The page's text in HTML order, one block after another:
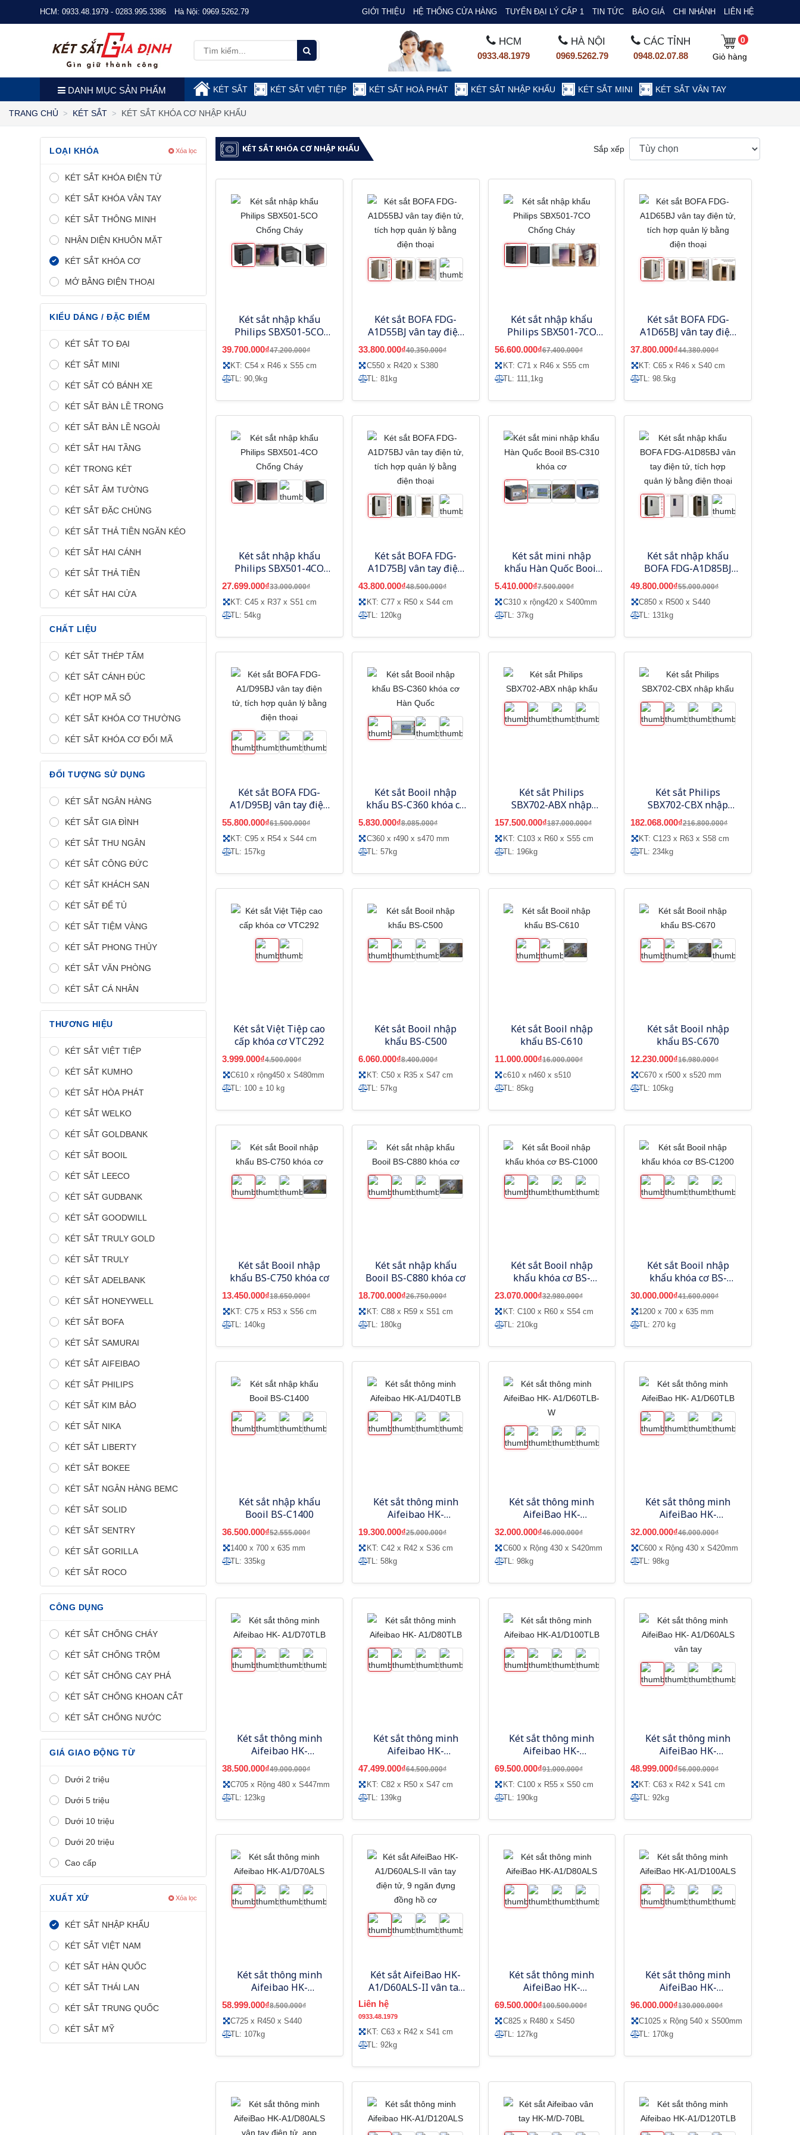
HCM: 0933.48.1979 - 0283.995.3386 Hà Nội: 0969.5262.79 GIỚI THIỆU HỆ THỐNG CỬA HÀNG TUYỂN ĐẠI LÝ CẤP 1 TIN TỨC BÁO GIÁ CHI NHÁNH LIÊN HỆ
HCM
0933.48.1979
HÀ NỘI
0969.5262.79
CÁC TỈNH
0948.02.07.88
0
Giỏ hàng
DANH MỤC SẢN PHẨM KÉT SẮT KÉT SẮT VIỆT TIỆP KÉT SẮT HOÀ PHÁT KÉT SẮT NHẬP KHẨU KÉT SẮT MINI KÉT SẮT VÂN TAY
TRANG CHỦ KÉT SẮT KÉT SẮT KHÓA CƠ NHẬP KHẨU
LOẠI KHÓA Xóa lọc
KÉT SẮT KHÓA ĐIỆN TỬ
KÉT SẮT KHÓA VÂN TAY
KÉT SẮT THÔNG MINH
NHẬN DIỆN KHUÔN MẶT
KÉT SẮT KHÓA CƠ
MỞ BẰNG ĐIỆN THOẠI
KIỂU DÁNG / ĐẶC ĐIỂM
KÉT SẮT TO ĐẠI
KÉT SẮT MINI
KÉT SẮT CÓ BÁNH XE
KÉT SẮT BÀN LỀ TRONG
KÉT SẮT BÀN LỀ NGOÀI
KÉT SẮT HAI TẦNG
KÉT TRONG KÉT
KÉT SẮT ÂM TƯỜNG
KÉT SẮT ĐẶC CHỦNG
KÉT SẮT THẢ TIỀN NGĂN KÉO
KÉT SẮT HAI CÁNH
KÉT SẮT THẢ TIỀN
KÉT SẮT HAI CỬA
CHẤT LIỆU
KÉT SẮT THÉP TẤM
KÉT SẮT CÁNH ĐÚC
KẾT HỢP MÃ SỐ
KÉT SẮT KHÓA CƠ THƯỜNG
KÉT SẮT KHÓA CƠ ĐỔI MÃ
ĐỐI TƯỢNG SỬ DỤNG
KÉT SẮT NGÂN HÀNG
KÉT SẮT GIA ĐÌNH
KÉT SẮT THU NGÂN
KÉT SẮT CÔNG ĐỨC
KÉT SẮT KHÁCH SẠN
KÉT SẮT ĐỂ TỦ
KÉT SẮT TIỆM VÀNG
KÉT SẮT PHONG THỦY
KÉT SẮT VĂN PHÒNG
KÉT SẮT CÁ NHÂN
THƯƠNG HIỆU
KÉT SẮT VIỆT TIỆP
KÉT SẮT KUMHO
KÉT SẮT HÒA PHÁT
KÉT SẮT WELKO
KÉT SẮT GOLDBANK
KÉT SẮT BOOIL
KÉT SẮT LEECO
KÉT SẮT GUDBANK
KÉT SẮT GOODWILL
KÉT SẮT TRULY GOLD
KÉT SẮT TRULY
KÉT SẮT ADELBANK
KÉT SẮT HONEYWELL
KÉT SẮT BOFA
KÉT SẮT SAMURAI
KÉT SẮT AIFEIBAO
KÉT SẮT PHILIPS
KÉT SẮT KIM BẢO
KÉT SẮT NIKA
KÉT SẮT LIBERTY
KÉT SẮT BOKEE
KÉT SẮT NGÂN HÀNG BEMC
KÉT SẮT SOLID
KÉT SẮT SENTRY
KÉT SẮT GORILLA
KÉT SẮT ROCO
CÔNG DỤNG
KÉT SẮT CHỐNG CHÁY
KÉT SẮT CHỐNG TRỘM
KÉT SẮT CHỐNG CẠY PHÁ
KÉT SẮT CHỐNG KHOAN CẮT
KÉT SẮT CHỐNG NƯỚC
GIÁ GIAO ĐỘNG TỪ
Dưới 2 triệu
Dưới 5 triệu
Dưới 10 triệu
Dưới 20 triệu
Cao cấp
XUẤT XỨ Xóa lọc
KÉT SẮT NHẬP KHẨU
KÉT SẮT VIỆT NAM
KÉT SẮT HÀN QUỐC
KÉT SẮT THÁI LAN
KÉT SẮT TRUNG QUỐC
KÉT SẮT MỸ
KÉT SẮT KHÓA CƠ NHẬP KHẨU Sắp xếp
Két sắt nhập khẩu
Philips SBX501-5CO
Chống Cháy
39.700.000₫47.200.000₫
KT: C54 x R46 x S55 cm
TL: 90,9kg
Két sắt BOFA FDG-
A1D55BJ vân tay điện
tử, tích hợp quản lý
bằng điện thoại
33.800.000₫40.350.000₫
C550 x R420 x S380
TL: 81kg
Két sắt nhập khẩu
Philips SBX501-7CO
Chống Cháy
56.600.000₫67.400.000₫
KT: C71 x R46 x S55 cm
TL: 111,1kg
Két sắt BOFA FDG-
A1D65BJ vân tay điện
tử, tích hợp quản lý
bằng điện thoại
37.800.000₫44.380.000₫
KT: C65 x R46 x S40 cm
TL: 98.5kg
Két sắt nhập khẩu
Philips SBX501-4CO
Chống Cháy
27.699.000₫33.000.000₫
KT: C45 x R37 x S51 cm
TL: 54kg
Két sắt BOFA FDG-
A1D75BJ vân tay điện
tử, tích hợp quản lý
bằng điện thoại
43.800.000₫48.500.000₫
KT: C77 x R50 x S44 cm
TL: 120kg
Két sắt mini nhập
khẩu Hàn Quốc Booil
BS-C310 khóa cơ
5.410.000₫7.500.000₫
C310 x rộng420 x S400mm
TL: 37kg
Két sắt nhập khẩu
BOFA FDG-A1D85BJ
vân tay điện tử, tích
hợp quản lý bằng điện
thoại
49.800.000₫55.000.000₫
C850 x R500 x S440
TL: 131kg
Két sắt BOFA FDG-
A1/D95BJ vân tay điện
tử, tích hợp quản lý
bằng điện thoại
55.800.000₫61.500.000₫
KT: C95 x R54 x S44 cm
TL: 157kg
Két sắt Booil nhập
khẩu BS-C360 khóa cơ
Hàn Quốc
5.830.000₫8.085.000₫
C360 x r490 x s470 mm
TL: 57kg
Két sắt Philips
SBX702-ABX nhập
khẩu
157.500.000₫187.000.000₫
KT: C103 x R60 x S55 cm
TL: 196kg
Két sắt Philips
SBX702-CBX nhập
khẩu
182.068.000₫216.800.000₫
KT: C123 x R63 x S58 cm
TL: 234kg
Két sắt Việt Tiệp cao
cấp khóa cơ VTC292
3.999.000₫4.500.000₫
C610 x rộng450 x S480mm
TL: 100 ± 10 kg
Két sắt Booil nhập
khẩu BS-C500
6.060.000₫8.400.000₫
KT: C50 x R35 x S47 cm
TL: 57kg
Két sắt Booil nhập
khẩu BS-C610
11.000.000₫16.000.000₫
c610 x n460 x s510
TL: 85kg
Két sắt Booil nhập
khẩu BS-C670
12.230.000₫16.980.000₫
C670 x r500 x s520 mm
TL: 105kg
Két sắt Booil nhập
khẩu BS-C750 khóa cơ
13.450.000₫18.650.000₫
KT: C75 x R53 x S56 cm
TL: 140kg
Két sắt nhập khẩu
Booil BS-C880 khóa cơ
18.700.000₫26.750.000₫
KT: C88 x R59 x S51 cm
TL: 180kg
Két sắt Booil nhập
khẩu khóa cơ BS-
C1000
23.070.000₫32.980.000₫
KT: C100 x R60 x S54 cm
TL: 210kg
Két sắt Booil nhập
khẩu khóa cơ BS-
C1200
30.000.000₫41.600.000₫
1200 x 700 x 635 mm
TL: 270 kg
Két sắt nhập khẩu
Booil BS-C1400
36.500.000₫52.555.000₫
1400 x 700 x 635 mm
TL: 335kg
Két sắt thông minh
Aifeibao HK-
A1/D40TLB
19.300.000₫25.000.000₫
KT: C42 x R42 x S36 cm
TL: 58kg
Két sắt thông minh
AifeiBao HK-
A1/D60TLB-W
32.000.000₫46.000.000₫
C600 x Rộng 430 x S420mm
TL: 98kg
Két sắt thông minh
AifeiBao HK-
A1/D60TLB
32.000.000₫46.000.000₫
C600 x Rộng 430 x S420mm
TL: 98kg
Két sắt thông minh
Aifeibao HK-
A1/D70TLB
38.500.000₫49.000.000₫
C705 x Rộng 480 x S447mm
TL: 123kg
Két sắt thông minh
Aifeibao HK-
A1/D80TLB
47.499.000₫64.500.000₫
KT: C82 x R50 x S47 cm
TL: 139kg
Két sắt thông minh
Aifeibao HK-
A1/D100TLB
69.500.000₫91.000.000₫
KT: C100 x R55 x S50 cm
TL: 190kg
Két sắt thông minh
AifeiBao HK-
A1/D60ALS vân tay
48.999.000₫56.000.000₫
KT: C63 x R42 x S41 cm
TL: 92kg
Két sắt thông minh
Aifeibao HK-
A1/D70ALS
58.999.000₫8.500.000₫
C725 x R450 x S440
TL: 107kg
Két sắt AifeiBao HK-
A1/D60ALS-II vân tay
điện tử, 9 ngăn đựng
đồng hồ cơ
Liên hệ
0933.48.1979
KT: C63 x R42 x S41 cm
TL: 92kg
Két sắt thông minh
AifeiBao HK-
A1/D80ALS
69.500.000₫100.500.000₫
C825 x R480 x S450
TL: 127kg
Két sắt thông minh
AifeiBao HK-
A1/D100ALS
96.000.000₫130.000.000₫
C1025 x Rộng 540 x S500mm
TL: 170kg